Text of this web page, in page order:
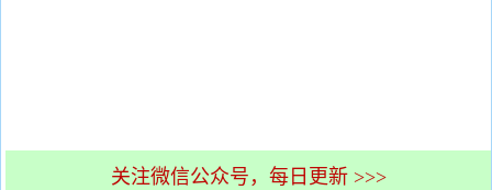
关注微信公众号，每日更新 >>>